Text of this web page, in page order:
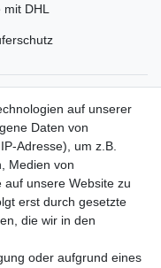
DHL
auf unserer
Daten von
Adresse), um z.B.
Medien von
unsere Website zu
erst durch gesetzte
die wir in den
oder aufgrund eines